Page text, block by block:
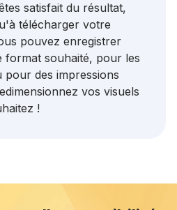
satisfait du résultat,
télécharger votre
pouvez enregistrer
format souhaité, pour les
pour des impressions
vos visuels
!